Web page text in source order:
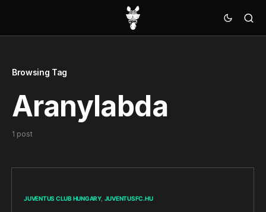
Browsing Tag
Aranylabda
1 post
JUVENTUS CLUB HUNGARY JUVENTUSFC.HU